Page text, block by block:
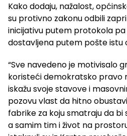
Kako dodaju, nažalost,
su protivno zakonu odbili
inicijativu putem protokola pa
dostavljena putem pošte istu
“Sve navedeno je motivisalo
koristeći demokratsko pravo
iskažu svoje stavove i
pozovu vlast da hitno
fabrike za koju smatraju da bi
a samim tim i život na